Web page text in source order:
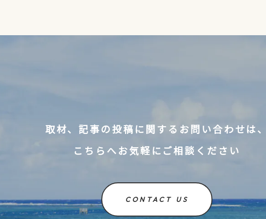
取材、記事の投稿に関するお問い合わせは
こちらへお気軽にご相談ください
CONTACT US